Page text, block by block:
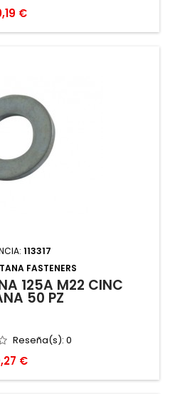
€
113317
FASTENERS
125A M22 CINC
50 PZ
Reseña(s): 0
€